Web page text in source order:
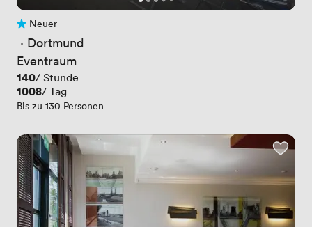
Noch keine Bewertungen
Neuer
· Dortmund
Eventraum
Preis
140/ Stunde
Preis
1008/ Tag
Bis zu 130 Personen